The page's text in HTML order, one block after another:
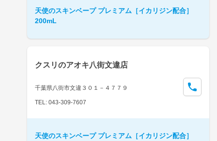
天使のスキンベープ プレミアム［イカリジン配合］
200mL
クスリのアオキ八街文違店
千葉県八街市文違３０１－４７７９
TEL: 043-309-7607
天使のスキンベープ プレミアム［イカリジン配合］